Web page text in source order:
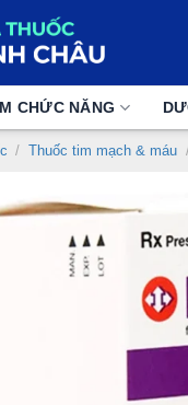
CHỨC NĂNG
/ Thuốc tim mạch & máu